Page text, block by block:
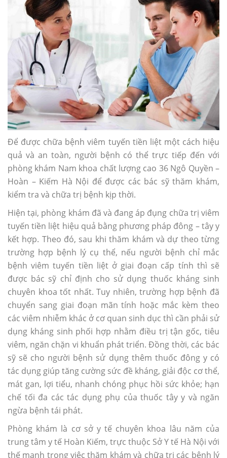
Để được chữa bệnh viêm tuyến tiền liệt một cách hiệu
quả và an toàn, người bệnh có thể trực tiếp đến với
phòng khám Nam khoa chất lượng cao 36 Ngô Quyền –
Hoàn – Kiếm Hà Nội để được các bác sỹ thăm khám,
kiểm tra và chữa trị bệnh kịp thời.
Hiện tại, phòng khám đã và đang áp đụng chữa trị viêm
tuyến tiền liệt hiệu quả bằng phương pháp đông – tây y
kết hợp. Theo đó, sau khi thăm khám và dự theo từng
trường hợp bệnh lý cụ thể, nếu người bệnh chỉ mắc
bệnh viêm tuyến tiền liệt ở giai đoạn cấp tính thì sẽ
được bác sỹ chỉ định cho sử dụng thuốc kháng sinh
chuyên khoa tốt nhất. Tuy nhiên, trường hợp bệnh đã
chuyển sang giai đoạn mãn tính hoặc mắc kèm theo
các viêm nhiễm khác ở cơ quan sinh dục thì cần phải sử
dụng kháng sinh phối hợp nhằm điều trị tận gốc, tiêu
viêm, ngăn chặn vi khuẩn phát triển. Đồng thời, các bác
sỹ sẽ cho người bệnh sử dụng thêm thuốc đông y có
tác dụng giúp tăng cường sức đề kháng, giải độc cơ thể,
mát gan, lợi tiểu, nhanh chóng phục hồi sức khỏe; hạn
chế tối đa các tác dụng phụ của thuốc tây y và ngăn
ngừa bệnh tái phát.
Phòng khám là cơ sở y tế chuyên khoa lâu năm của
trung tâm y tế Hoàn Kiếm, trực thuộc Sở Y tế Hà Nội với
thế mạnh trong việc thăm khám và chữa trị các bệnh lý